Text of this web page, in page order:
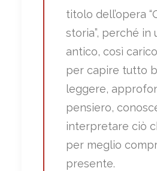
titolo dell’opera
storia”, perché in
antico, così
per capire tutto
leggere,
pensiero,
interpretare ciò
per meglio
presente.